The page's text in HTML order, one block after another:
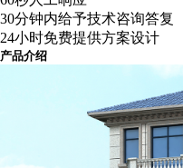
30分钟内给予技术咨询答复
24小时免费提供方案设计
产品介绍